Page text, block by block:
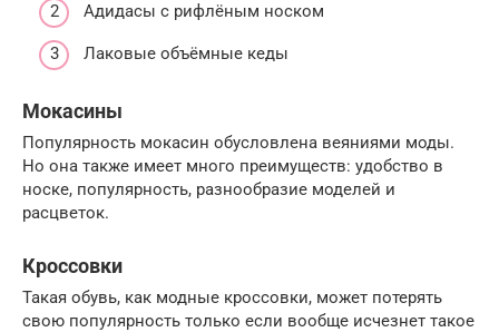
Адидасы с рифлёным носком
Лаковые объёмные кеды
Мокасины
Популярность мокасин обусловлена веяниями моды.
Но она также имеет много преимуществ: удобство в
носке, популярность, разнообразие моделей и
расцветок.
Кроссовки
Такая обувь, как модные кроссовки, может потерять
свою популярность только если вообще исчезнет такое